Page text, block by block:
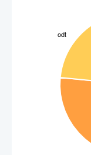
S to vajo
voda topla,
mraza in toplote